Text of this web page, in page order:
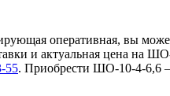
оперативная, вы
и актуальная цена
55. Приобрести ШО-10-4-6,6